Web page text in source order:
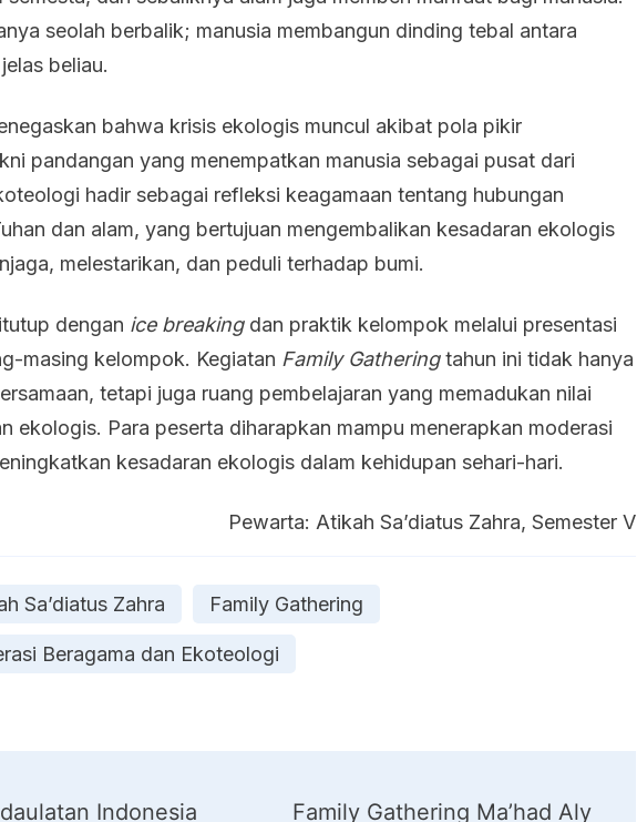
seolah berbalik; manusia membangun dinding tebal antara
beliau.
bahwa krisis ekologis muncul akibat pola pikir
pandangan yang menempatkan manusia sebagai pusat dari
hadir sebagai refleksi keagamaan tentang hubungan
dan alam, yang bertujuan mengembalikan kesadaran ekologis
melestarikan, dan peduli terhadap bumi.
dengan ice breakingdan praktik kelompok melalui presentasi
masing kelompok. Kegiatan Family Gatheringtahun ini tidak hanya
tetapi juga ruang pembelajaran yang memadukan nilai
ekologis. Para peserta diharapkan mampu menerapkan moderasi
kesadaran ekologis dalam kehidupan sehari-hari.
Pewarta: Atikah Sa’diatus Zahra, Semester V
Sa’diatus Zahra Family Gathering
Beragama dan Ekoteologi
Indonesia Family Gathering Ma’had Aly